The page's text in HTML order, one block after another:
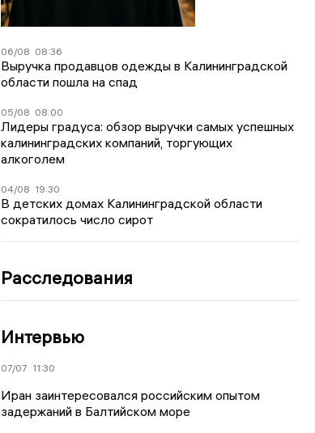
06/08 08:36
Выручка продавцов одежды в Калининградской
области пошла на спад
05/08 08:00
Лидеры градуса: обзор выручки самых успешных
калининградских компаний, торгующих
алкоголем
04/08 19:30
В детских домах Калининградской области
сократилось число сирот
Расследования
Интервью
07/07 11:30
Иран заинтересовался российским опытом
задержаний в Балтийском море